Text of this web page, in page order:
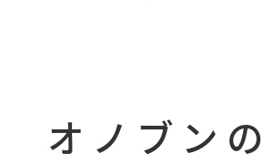
オノブン